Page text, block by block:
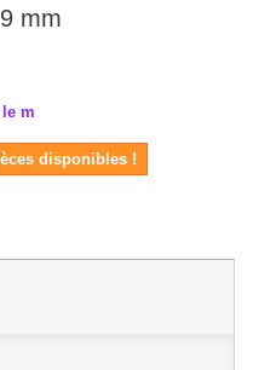
mm
le m
disponibles !